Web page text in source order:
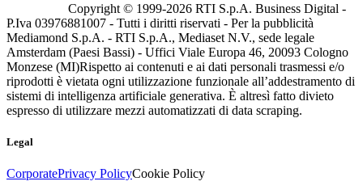
Copyright © 1999-2026 RTI S.p.A. Business Digital -
P.Iva 03976881007 - Tutti i diritti riservati - Per la pubblicità
Mediamond S.p.A. - RTI S.p.A., Mediaset N.V., sede legale
Amsterdam (Paesi Bassi) - Uffici Viale Europa 46, 20093 Cologno
Monzese (MI)Rispetto ai contenuti e ai dati personali trasmessi e/o
riprodotti è vietata ogni utilizzazione funzionale all’addestramento di
sistemi di intelligenza artificiale generativa. È altresì fatto divieto
espresso di utilizzare mezzi automatizzati di data scraping.
Legal
CorporatePrivacy PolicyCookie Policy